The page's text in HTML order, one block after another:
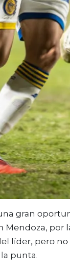
gran
Mendoza, por
líder, pero
punta.